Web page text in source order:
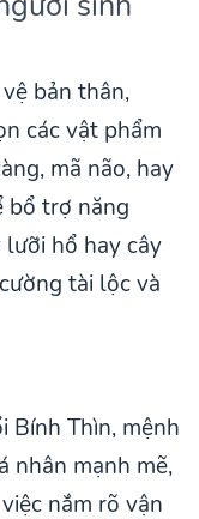
bản thân,
các vật phẩm
mã não, hay
bổ trợ năng
hổ hay cây
tài lộc và
Bính Thìn, mệnh
nhân mạnh mẽ,
nắm rõ vận